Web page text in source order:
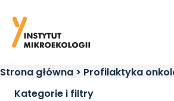
Strona główna > Profilaktyka
Kolonoskopia – profilaktyka raka
Kategorie i filtry